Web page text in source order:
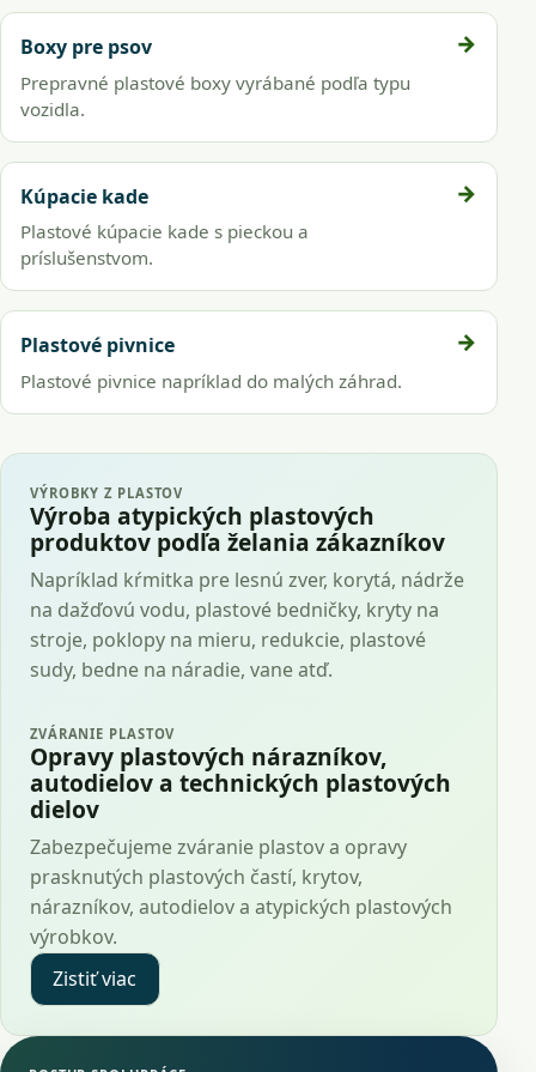
Boxy pre psov
Prepravné plastové boxy vyrábané podľa typu
vozidla.
Kúpacie kade
Plastové kúpacie kade s pieckou a
príslušenstvom.
Plastové pivnice
Plastové pivnice napríklad do malých záhrad.
VÝROBKY Z PLASTOV
Výroba atypických plastových
produktov podľa želania zákazníkov
Napríklad kŕmitka pre lesnú zver, korytá, nádrže
na dažďovú vodu, plastové bedničky, kryty na
stroje, poklopy na mieru, redukcie, plastové
sudy, bedne na náradie, vane atď.
ZVÁRANIE PLASTOV
Opravy plastových nárazníkov,
autodielov a technických plastových
dielov
Zabezpečujeme zváranie plastov a opravy
prasknutých plastových častí, krytov,
nárazníkov, autodielov a atypických plastových
výrobkov.
Zistiť viac